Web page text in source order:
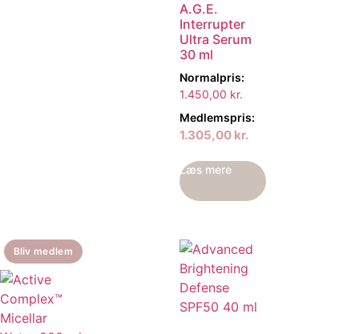
A.G.E.
Interrupter
Ultra Serum
30 ml
Normalpris:
1.450,00 kr.
Medlemspris:
1.305,00 kr.
Læs mere
Bliv medlem